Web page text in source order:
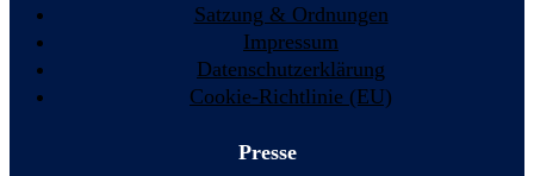
Satzung & Ordnungen
Impressum
Datenschutzerklärung
Cookie-Richtlinie (EU)
Presse